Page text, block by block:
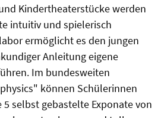
Kindertheaterstücke werden
intuitiv und spielerisch
ermöglicht es den jungen
Anleitung eigene
Im bundesweiten
können Schülerinnen
5 selbst gebastelte Exponate von